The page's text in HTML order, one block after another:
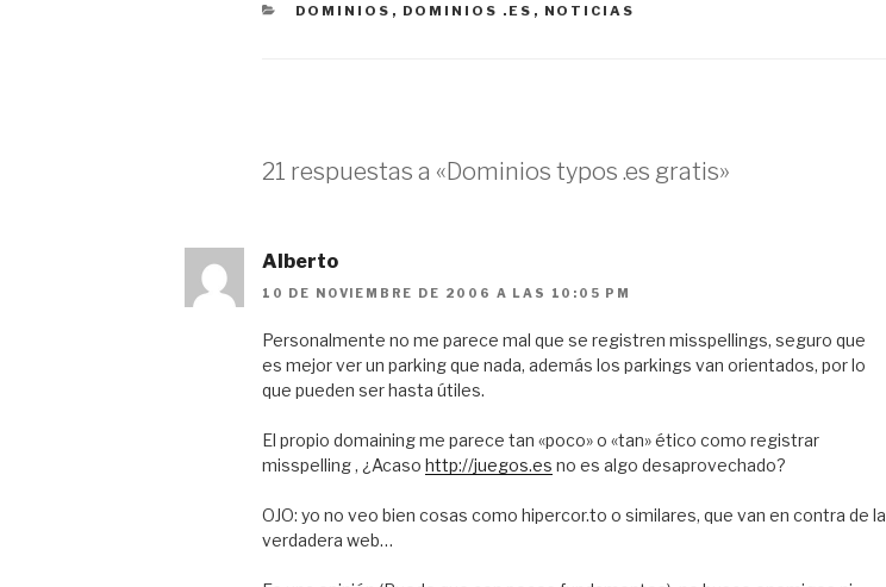
CATEGORÍAS
DOMINIOS , DOMINIOS .ES , NOTICIAS
21 respuestas a «Dominios typos .es gratis»
Alberto
10 DE NOVIEMBRE DE 2006 A LAS 10:05 PM
Personalmente no me parece mal que se registren misspellings, seguro que
es mejor ver un parking que nada, además los parkings van orientados, por lo
que pueden ser hasta útiles.
El propio domaining me parece tan «poco» o «tan» ético como registrar
misspelling , ¿Acaso http://juegos.es no es algo desaprovechado?
OJO: yo no veo bien cosas como hipercor.to o similares, que van en contra de la
verdadera web…